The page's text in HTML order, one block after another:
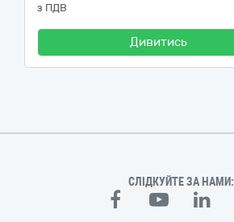
з ПДВ
Дивитись
СЛІДКУЙТЕ ЗА НАМИ: